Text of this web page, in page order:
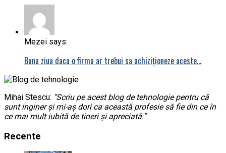
Mezei says:
Buna ziua daca o firma ar trebui sa achiziționeze aceste…
Mihai Stescu: "Scriu pe acest blog de tehnologie pentru că
sunt inginer și mi-aș dori ca această profesie să fie din ce în
ce mai mult iubită de tineri și apreciată."
Recente